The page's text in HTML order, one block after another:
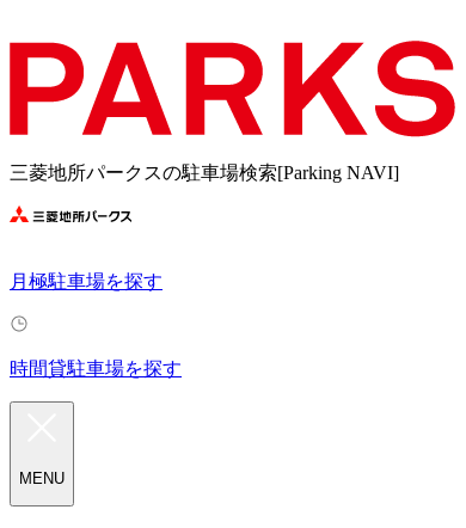
三菱地所パークスの駐車場検索[Parking NAVI]
月極駐車場を探す
時間貸駐車場を探す
MENU